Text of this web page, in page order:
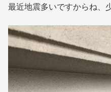
最近地震多いですからね、